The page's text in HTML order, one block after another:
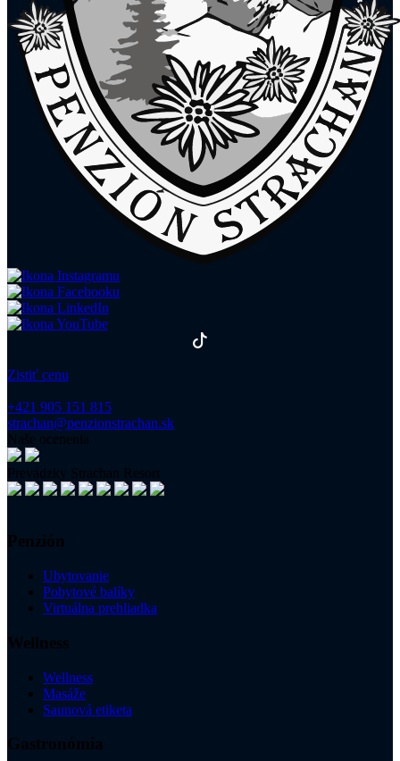
Zistiť cenu
+421 905 151 815
strachan@penzionstrachan.sk
Naše ocenenia
Prevádzky Strachan Resort
Penzión
Ubytovanie
Pobytové balíky
Virtuálna prehliadka
Wellness
Wellness
Masáže
Saunová etiketa
Gastronómia